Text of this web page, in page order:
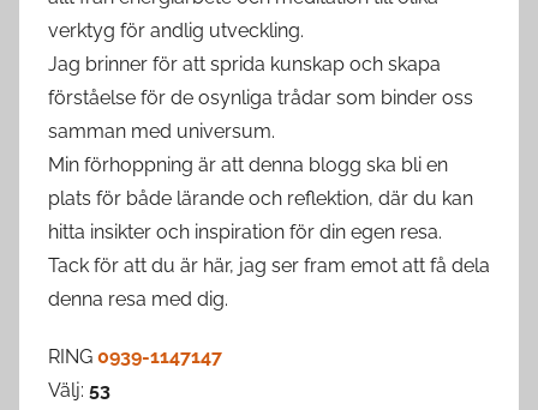
verktyg för andlig utveckling.
Jag brinner för att sprida kunskap och skapa
förståelse för de osynliga trådar som binder oss
samman med universum.
Min förhoppning är att denna blogg ska bli en
plats för både lärande och reflektion, där du kan
hitta insikter och inspiration för din egen resa.
Tack för att du är här, jag ser fram emot att få dela
denna resa med dig.
RING 0939-1147147
Välj: 53